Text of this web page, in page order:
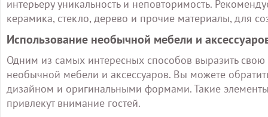
интерьеру уникальность и неповторимость.
керамика, стекло, дерево и прочие материалы, для
Использование необычной мебели и
Одним из самых интересных способов выразить свою
необычной мебели и аксессуаров. Вы можете
дизайном и оригинальными формами. Такие
привлекут внимание гостей.